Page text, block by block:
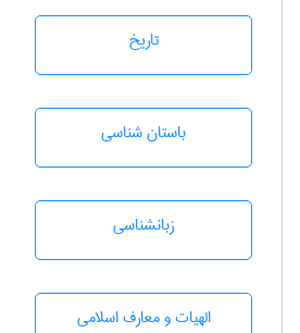
تاريخ
باستان شناسی
زبانشناسی
الهیات و معارف اسلامی